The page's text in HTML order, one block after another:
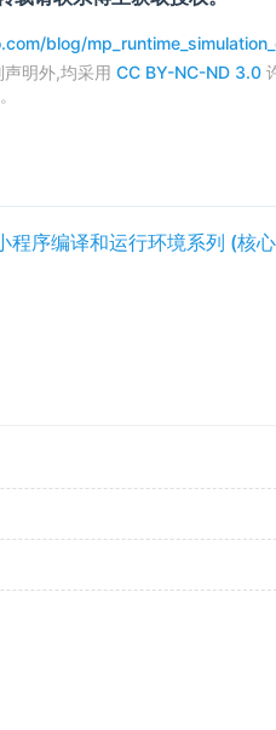
blog/
明外,均采用 CC BY-NC-ND 3.0
程序编译和运行环境系列 (核